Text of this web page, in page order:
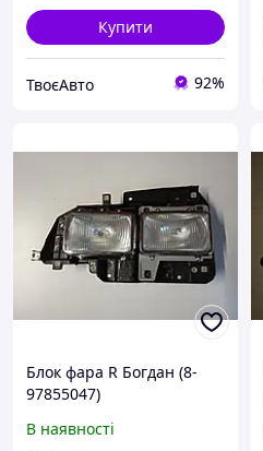
Купити
ТвоєАвто 92%
Блок фара R Богдан (8-
97855047)
В наявності